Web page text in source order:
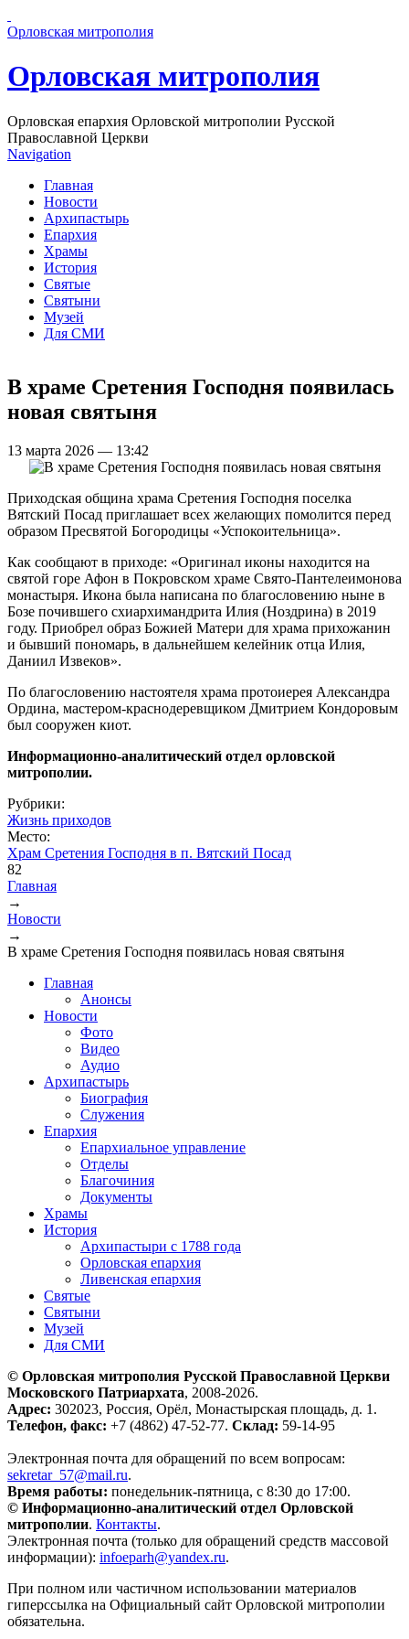
Орловская митрополия
Орловская митрополия
Орловская епархия Орловской митрополии Русской
Православной Церкви
Navigation
Главная
Новости
Архипастырь
Епархия
Храмы
История
Святые
Святыни
Музей
Для СМИ
В храме Сретения Господня появилась
новая святыня
13 марта 2026 — 13:42
Приходская община храма Сретения Господня поселка
Вятский Посад приглашает всех желающих помолится перед
образом Пресвятой Богородицы «Успокоительница».
Как сообщают в приходе: «Оригинал иконы находится на
святой горе Афон в Покровском храме Свято-Пантелеимонова
монастыря. Икона была написана по благословению ныне в
Бозе почившего схиархимандрита Илия (Ноздрина) в 2019
году. Приобрел образ Божией Матери для храма прихожанин
и бывший пономарь, в дальнейшем келейник отца Илия,
Даниил Извеков».
По благословению настоятеля храма протоиерея Александра
Ордина, мастером-краснодеревщиком Дмитрием Кондоровым
был сооружен киот.
Информационно-аналитический отдел орловской
митрополии.
Рубрики:
Жизнь приходов
Место:
Храм Сретения Господня в п. Вятский Посад
82
Вы здесь
Главная
→
Новости
→
В храме Сретения Господня появилась новая святыня
Главная
Анонсы
Новости
Фото
Видео
Аудио
Архипастырь
Биография
Служения
Епархия
Епархиальное управление
Отделы
Благочиния
Документы
Храмы
История
Архипастыри с 1788 года
Орловская епархия
Ливенская епархия
Святые
Святыни
Музей
Для СМИ
© Орловская митрополия Русской Православной Церкви
Московского Патриархата, 2008-2026.
Адрес: 302023, Россия, Орёл, Монастырская площадь, д. 1.
Телефон, факс: +7 (4862) 47-52-77. Склад: 59-14-95
Электронная почта для обращений по всем вопросам:
sekretar_57@mail.ru.
Время работы: понедельник-пятница, с 8:30 до 17:00.
© Информационно-аналитический отдел Орловской
митрополии. Контакты.
Электронная почта (только для обращений средств массовой
информации): infoeparh@yandex.ru.
При полном или частичном использовании материалов
гиперссылка на Официальный сайт Орловской митрополии
обязательна.